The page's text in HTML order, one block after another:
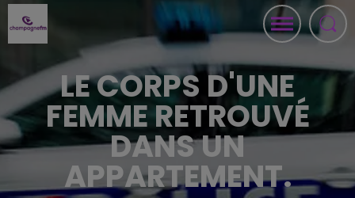
LE CORPS D'UNE
FEMME RETROUVÉ
DANS UN
APPARTEMENT.